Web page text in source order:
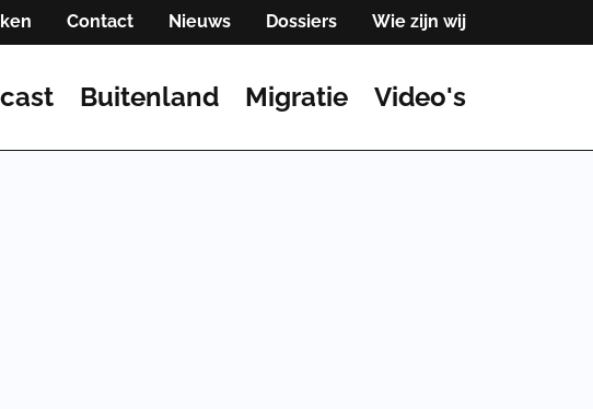
Contact Nieuws Dossiers Wie zijn wij
Buitenland Migratie Video's